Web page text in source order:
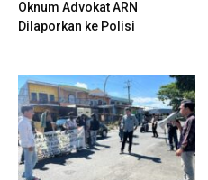
Oknum Advokat ARN
Dilaporkan ke Polisi